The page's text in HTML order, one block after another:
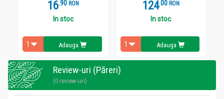
16.9 RON
In stoc
Adauga
124.0 RON
In stoc
Adauga
Review-uri (Păreri)
(0 review-uri)